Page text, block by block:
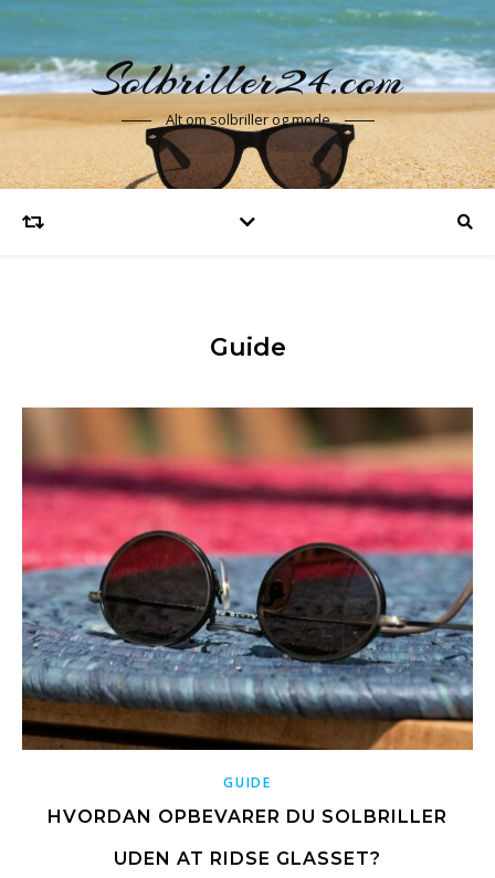
Solbriller24.com
Alt om solbriller og mode
Guide
GUIDE
HVORDAN OPBEVARER DU SOLBRILLER
UDEN AT RIDSE GLASSET?